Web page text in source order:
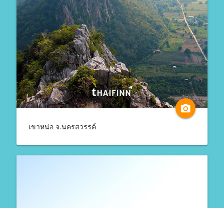
camera_alt
เขาหน่อ จ.นครสวรรค์